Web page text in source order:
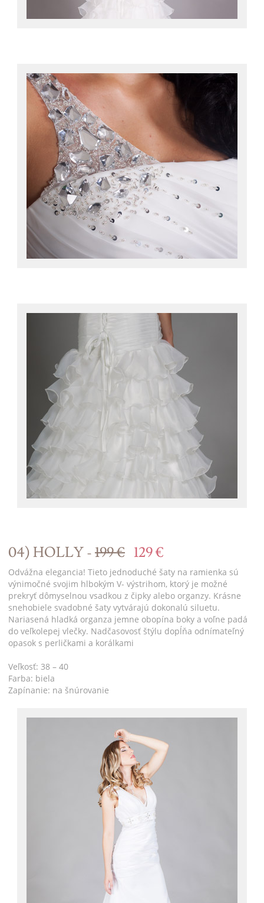
04) HOLLY -199 € 129 €
Odvážna elegancia! Tieto jednoduché šaty na ramienka sú
výnimočné svojim hlbokým V- výstrihom, ktorý je možné
prekryť dômyselnou vsadkou z čipky alebo organzy. Krásne
snehobiele svadobné šaty vytvárajú dokonalú siluetu.
Nariasená hladká organza jemne obopína boky a voľne padá
do veľkolepej vlečky. Nadčasovosť štýlu dopĺňa odnímateľný
opasok s perličkami a korálkami
Veľkosť: 38 – 40
Farba: biela
Zapínanie: na šnúrovanie